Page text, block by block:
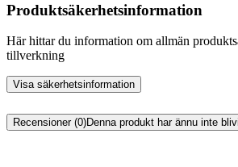
Produktsäkerhetsinformation
Här hittar du information om allmän
tillverkning
Visa säkerhetsinformation
Recensioner (0)Denna produkt har ännu inte